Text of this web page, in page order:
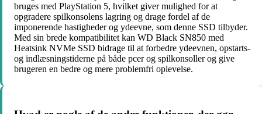
bruges med PlayStation 5, hvilket giver mulighed for at
opgradere spilkonsolens lagring og drage fordel af de
imponerende hastigheder og ydeevne, som denne SSD tilbyder.
Med sin brede kompatibilitet kan WD Black SN850 med
Heatsink NVMe SSD bidrage til at forbedre ydeevnen, opstarts-
og indlæsningstiderne på både pcer og spilkonsoller og give
brugeren en bedre og mere problemfri oplevelse.